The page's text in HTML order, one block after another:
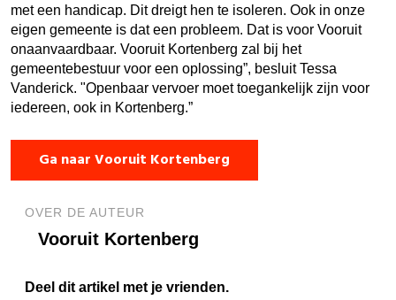
met een handicap. Dit dreigt hen te isoleren. Ook in onze
eigen gemeente is dat een probleem. Dat is voor Vooruit
onaanvaardbaar. Vooruit Kortenberg zal bij het
gemeentebestuur voor een oplossing”, besluit Tessa
Vanderick. "Openbaar vervoer moet toegankelijk zijn voor
iedereen, ook in Kortenberg.”
Ga naar Vooruit Kortenberg
OVER DE AUTEUR
Vooruit Kortenberg
Deel dit artikel met je vrienden.